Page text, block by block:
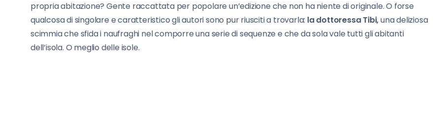
propria abitazione? Gente raccattata per popolare un’edizione che non ha niente di originale. O forse
qualcosa di singolare e caratteristico gli autori sono pur riusciti a trovarla: la dottoressa Tibi,una deliziosa
scimmia che sfida i naufraghi nel comporre una serie di sequenze e che da sola vale tutti gli abitanti
dell’isola. O meglio delle isole.